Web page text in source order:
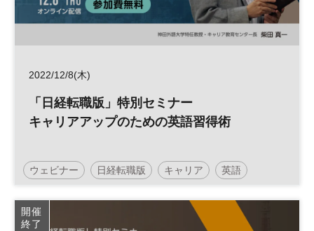
2022/12/8(木)
「日経転職版」特別セミナー
キャリアアップのための英語習得術
ウェビナー 日経転職版 キャリア 英語
参加無料
開催
終了